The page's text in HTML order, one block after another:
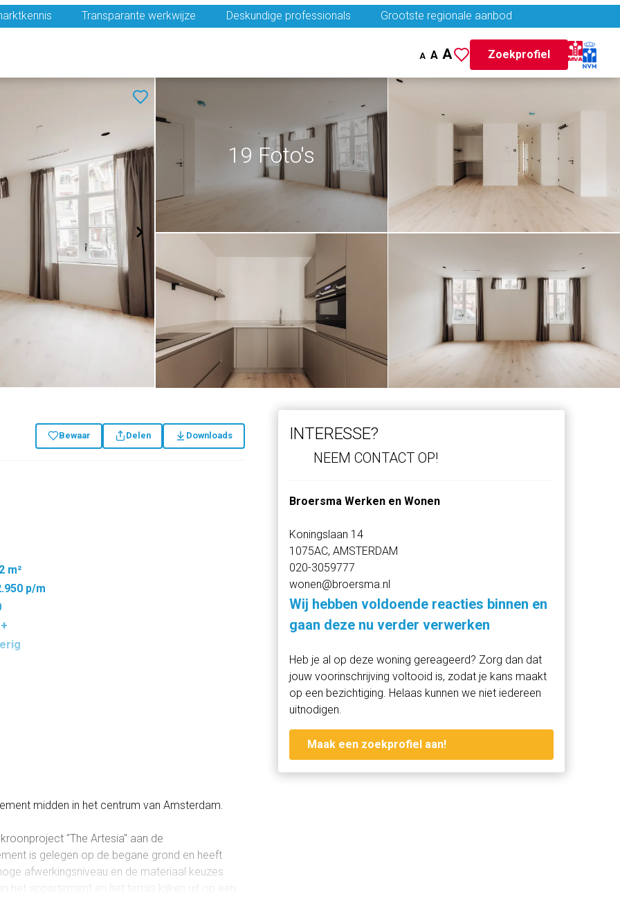
Transparante werkwijze Deskundige professionals Grootste regionale aanbod
A A A Zoekprofiel
19 Foto's
Bewaar Delen Downloads
m²
p/m
midden in het centrum van Amsterdam.
"The Artesia" aan de
is gelegen op de begane grond en heeft
afwerkingsniveau en de materiaal keuzes
het appartement en het terras kijken uit op een
INTERESSE?
NEEM CONTACT OP!
Broersma Werken en Wonen
Koningslaan 14
1075AC, AMSTERDAM
020-3059777
wonen@broersma.nl
Wij hebben voldoende reacties binnen en
gaan deze nu verder verwerken
Heb je al op deze woning gereageerd? Zorg dan dat
jouw voorinschrijving voltooid is, zodat je kans maakt
op een bezichtiging. Helaas kunnen we niet iedereen
uitnodigen.
Maak een zoekprofiel aan!